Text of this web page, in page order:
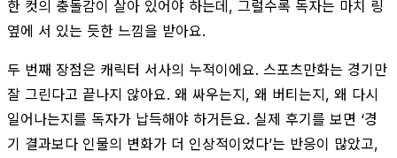
한 컷의 충돌감이 살아 있어야 하는데, 그럴수록 독자는 마치 링
옆에 서 있는 듯한 느낌을 받아요.
두 번째 장점은 캐릭터 서사의 누적이에요. 스포츠만화는 경기만
잘 그린다고 끝나지 않아요. 왜 싸우는지, 왜 버티는지, 왜 다시
일어나는지를 독자가 납득해야 하거든요. 실제 후기를 보면 ‘경
기 결과보다 인물의 변화가 더 인상적이었다’는 반응이 많았고,